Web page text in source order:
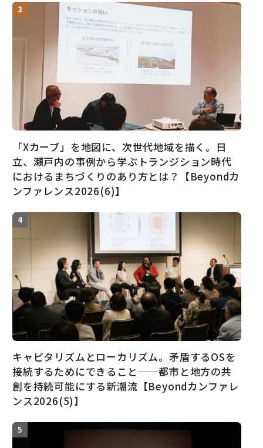
「Xカーブ」を地図に、次世代地域を描く。日
立、瀬戸内の事例から学ぶトランジション時代
におけるまちづくりのあり方とは？【Beyondカ
ンファレンス2026(6)】
キャピタリズムとローカリズム。矛盾するOSを
接続するためにできること──都市と地方の共
創を持続可能にする新潮流【Beyondカンファレ
ンス2026(5)】